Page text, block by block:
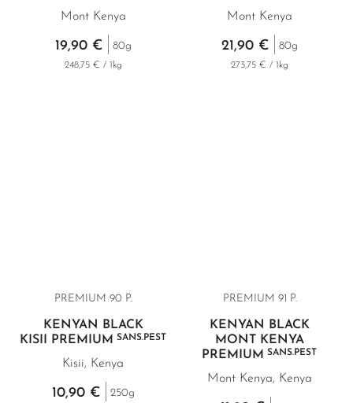
Mont Kenya
19,90 € 80g
248,75 € / 1kg
Mont Kenya
21,90 € 80g
273,75 € / 1kg
PREMIUM 90 P.
KENYAN BLACK
KISII PREMIUMSANS.PEST
Kisii, Kenya
10,90 € 250g
PREMIUM 91 P.
KENYAN BLACK
MONT KENYA
PREMIUMSANS.PEST
Mont Kenya, Kenya